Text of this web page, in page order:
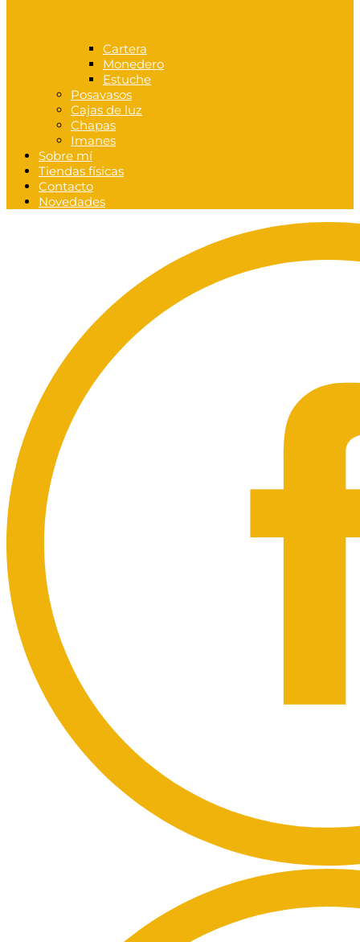
Cartera
Monedero
Estuche
Posavasos
Cajas de luz
Chapas
Imanes
Sobre mí
Tiendas físicas
Contacto
Novedades